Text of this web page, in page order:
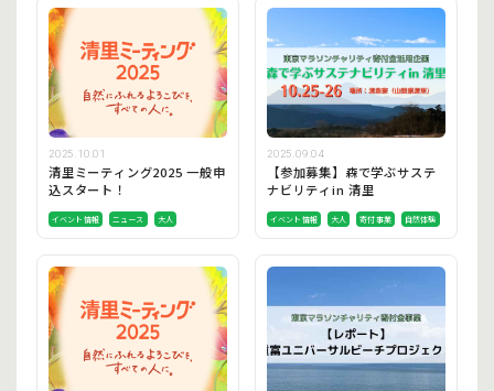
2025.10.01
清里ミーティング2025 一般申
込スタート！
イベント情報 ニュース 大人
2025.09.04
【参加募集】森で学ぶサステ
ナビリティin 清里
イベント情報 大人 寄付事業 自然体験